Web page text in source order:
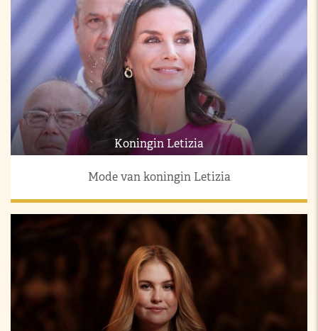
Koningin Letizia
Mode van koningin Letizia